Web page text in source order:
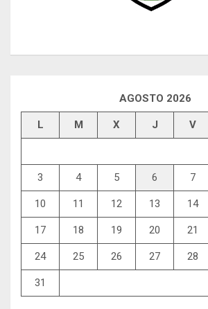
AGOSTO 2026
L M X J V
3 4 5 6 7
10 11 12 13 14
17 18 19 20 21
24 25 26 27 28
31